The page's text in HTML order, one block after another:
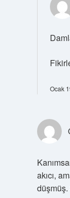
Ocak
akıcı,
düşmüş.